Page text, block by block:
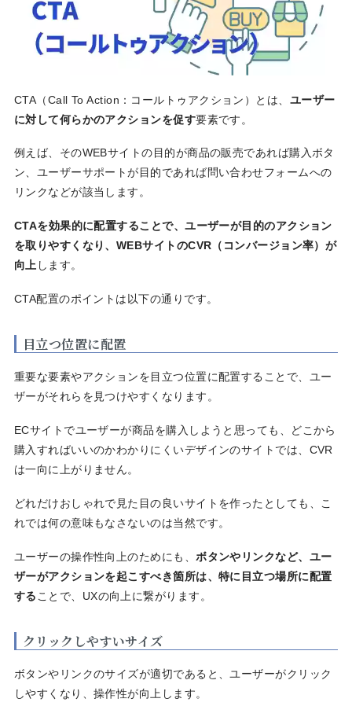
CTA（Call To Action：コールトゥアクション）とは、 ユーザー
に対して何らかのアクションを促す要素です。
例えば、そのWEBサイトの目的が商品の販売であれば購入ボタ
ン、ユーザーサポートが目的であれば問い合わせフォームへの
リンクなどが該当します。
CTAを効果的に配置することで、ユーザーが目的のアクション
を取りやすくなり、WEBサイトのCVR（コンバージョン率）が
向上 します。
CTA配置のポイントは以下の通りです。
目立つ位置に配置
重要な要素やアクションを目立つ位置に配置することで、ユー
ザーがそれらを見つけやすくなります。
ECサイトでユーザーが商品を購入しようと思っても、どこから
購入すればいいのかわかりにくいデザインのサイトでは、CVR
は一向に上がりません。
どれだけおしゃれで見た目の良いサイトを作ったとしても、こ
れでは何の意味もなさないのは当然です。
ユーザーの操作性向上のためにも、ボタンやリンクなど、ユー
ザーがアクションを起こすべき箇所は、特に目立つ場所に配置
する ことで、UXの向上に繋がります。
クリックしやすいサイズ
ボタンやリンクのサイズが適切であると、ユーザーがクリック
しやすくなり、操作性が向上します。